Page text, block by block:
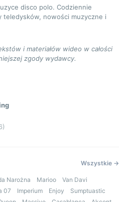
disco polo. Codziennie
teledysków, nowości muzyczne i
i materiałów wideo w całości
zgody wydawcy.
Wszystkie →
Narożna Marioo
Van Davi
07 Imperium Enjoy
Sumptuastic